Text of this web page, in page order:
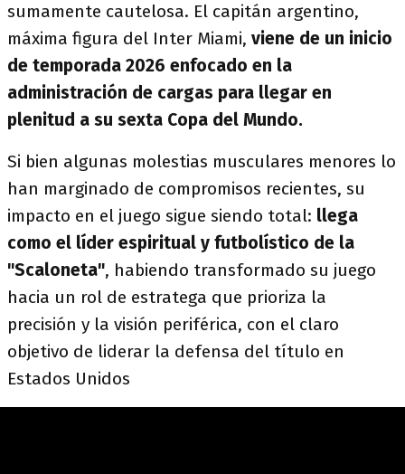
sumamente cautelosa. El capitán argentino,
máxima figura del Inter Miami, viene de un inicio
de temporada 2026 enfocado en la
administración de cargas para llegar en
plenitud a su sexta Copa del Mundo.
Si bien algunas molestias musculares menores lo
han marginado de compromisos recientes, su
impacto en el juego sigue siendo total: llega
como el líder espiritual y futbolístico de la
"Scaloneta", habiendo transformado su juego
hacia un rol de estratega que prioriza la
precisión y la visión periférica, con el claro
objetivo de liderar la defensa del título en
Estados Unidos